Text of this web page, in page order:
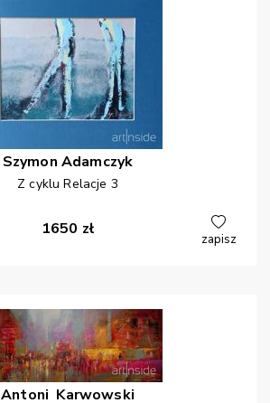
Szymon Adamczyk
Z cyklu Relacje 3
1650 zł
zapisz
Antoni Karwowski